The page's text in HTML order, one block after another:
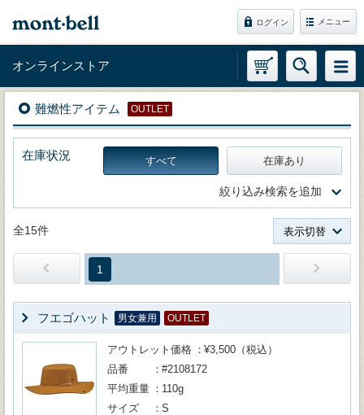
ログイン メニュー
オンラインストア
難燃性アイテム OUTLET
在庫状況 すべて 在庫あり
絞り込み検索を追加
全15件 表示切替
1
フエゴハット 男女兼用 OUTLET
アウトレット価格
¥3,500（税込）
品番
#2108172
平均重量
110g
サイズ
S